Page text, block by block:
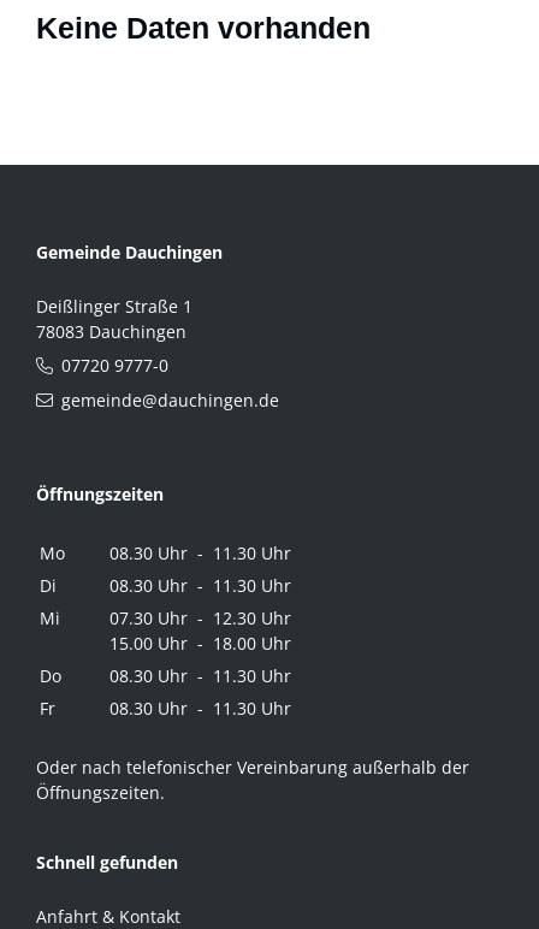
Keine Daten vorhanden
Gemeinde Dauchingen
Deißlinger Straße 1
78083 Dauchingen
07720 9777-0
gemeinde@dauchingen.de
Öffnungszeiten
Mo
08.30 Uhr - 11.30 Uhr
Di
08.30 Uhr - 11.30 Uhr
Mi
07.30 Uhr - 12.30 Uhr
15.00 Uhr - 18.00 Uhr
Do
08.30 Uhr - 11.30 Uhr
Fr
08.30 Uhr - 11.30 Uhr
Oder nach telefonischer Vereinbarung außerhalb der
Öffnungszeiten.
Schnell gefunden
Anfahrt & Kontakt